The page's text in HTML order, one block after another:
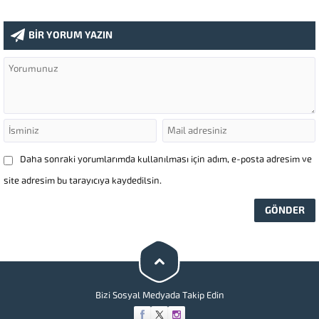
BİR YORUM YAZIN
Daha sonraki yorumlarımda kullanılması için adım, e-posta adresim ve
site adresim bu tarayıcıya kaydedilsin.
Bizi Sosyal Medyada Takip Edin